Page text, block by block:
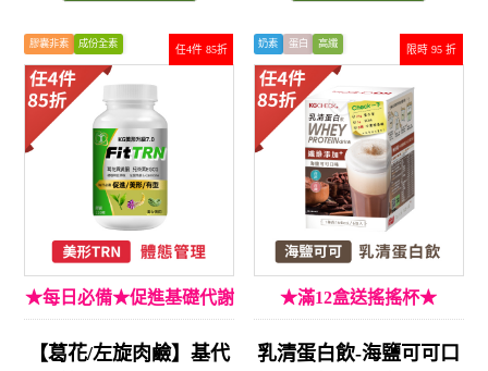
任4件 85折
膠囊非素 成份全素
★每日必備★促進基礎代謝
【葛花/左旋肉鹼】基代
限時 95 折
奶素 蛋白 高纖
★滿12盒送搖搖杯★
乳清蛋白飲-海鹽可可口